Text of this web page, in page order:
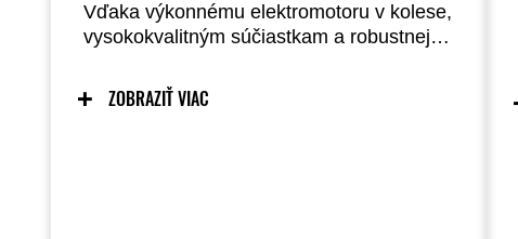
Vďaka výkonnému elektromotoru v kolese,
vysokokvalitným súčiastkam a robustnej
trvácny.
ZOBRAZIŤ VIAC